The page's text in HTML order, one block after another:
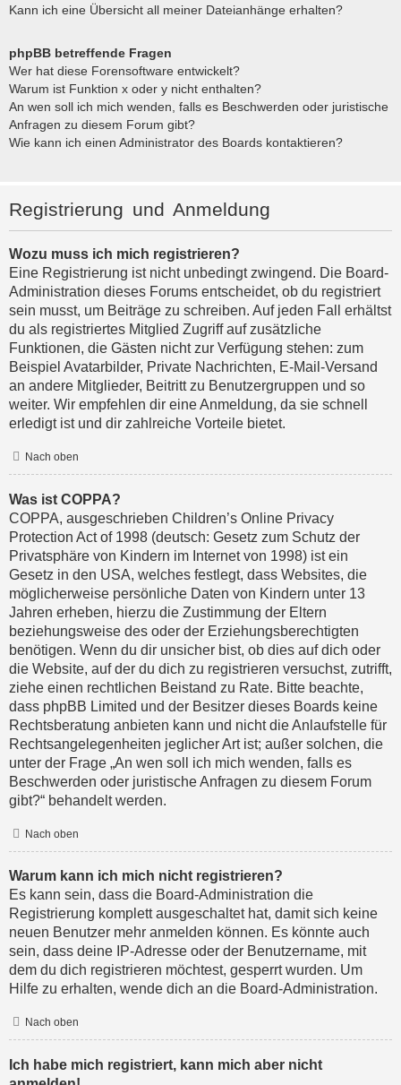
Kann ich eine Übersicht all meiner Dateianhänge erhalten?
phpBB betreffende Fragen
Wer hat diese Forensoftware entwickelt?
Warum ist Funktion x oder y nicht enthalten?
An wen soll ich mich wenden, falls es Beschwerden oder juristische
Anfragen zu diesem Forum gibt?
Wie kann ich einen Administrator des Boards kontaktieren?
Registrierung und Anmeldung
Wozu muss ich mich registrieren?
Eine Registrierung ist nicht unbedingt zwingend. Die Board-
Administration dieses Forums entscheidet, ob du registriert
sein musst, um Beiträge zu schreiben. Auf jeden Fall erhältst
du als registriertes Mitglied Zugriff auf zusätzliche
Funktionen, die Gästen nicht zur Verfügung stehen: zum
Beispiel Avatarbilder, Private Nachrichten, E-Mail-Versand
an andere Mitglieder, Beitritt zu Benutzergruppen und so
weiter. Wir empfehlen dir eine Anmeldung, da sie schnell
erledigt ist und dir zahlreiche Vorteile bietet.
Nach oben
Was ist COPPA?
COPPA, ausgeschrieben Children’s Online Privacy
Protection Act of 1998 (deutsch: Gesetz zum Schutz der
Privatsphäre von Kindern im Internet von 1998) ist ein
Gesetz in den USA, welches festlegt, dass Websites, die
möglicherweise persönliche Daten von Kindern unter 13
Jahren erheben, hierzu die Zustimmung der Eltern
beziehungsweise des oder der Erziehungsberechtigten
benötigen. Wenn du dir unsicher bist, ob dies auf dich oder
die Website, auf der du dich zu registrieren versuchst, zutrifft,
ziehe einen rechtlichen Beistand zu Rate. Bitte beachte,
dass phpBB Limited und der Besitzer dieses Boards keine
Rechtsberatung anbieten kann und nicht die Anlaufstelle für
Rechtsangelegenheiten jeglicher Art ist; außer solchen, die
unter der Frage „An wen soll ich mich wenden, falls es
Beschwerden oder juristische Anfragen zu diesem Forum
gibt?“ behandelt werden.
Nach oben
Warum kann ich mich nicht registrieren?
Es kann sein, dass die Board-Administration die
Registrierung komplett ausgeschaltet hat, damit sich keine
neuen Benutzer mehr anmelden können. Es könnte auch
sein, dass deine IP-Adresse oder der Benutzername, mit
dem du dich registrieren möchtest, gesperrt wurden. Um
Hilfe zu erhalten, wende dich an die Board-Administration.
Nach oben
Ich habe mich registriert, kann mich aber nicht